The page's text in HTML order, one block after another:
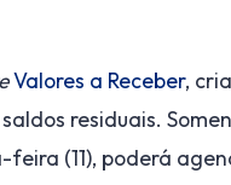
Valores a Receber,
residuais.
(11), poderá